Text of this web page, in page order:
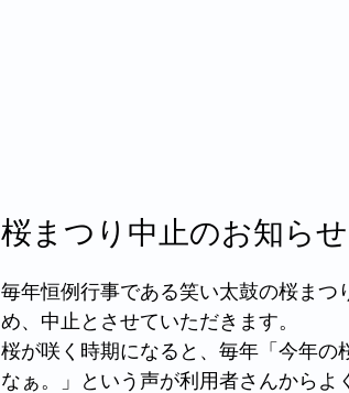
桜まつり中止のお知らせ
毎年恒例行事である笑い太鼓の桜ま
め、中止とさせていただきます。
桜が咲く時期になると、毎年「今年
なぁ。」という声が利用者さんから